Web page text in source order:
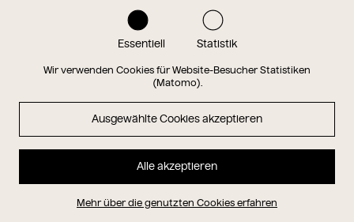
Essentiell Statistik
Wir verwenden Cookies für Website-Besucher Statistiken
(Matomo).
Ausgewählte Cookies akzeptieren
Alle akzeptieren
Mehr über die genutzten Cookies erfahren
Magazin
Hauptseite